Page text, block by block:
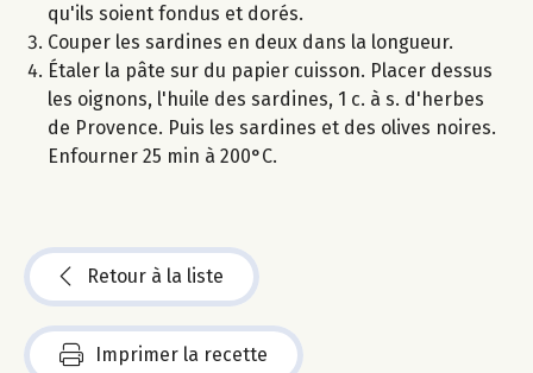
qu'ils soient fondus et dorés.
Couper les sardines en deux dans la longueur.
Étaler la pâte sur du papier cuisson. Placer dessus
les oignons, l'huile des sardines, 1 c. à s. d'herbes
de Provence. Puis les sardines et des olives noires.
Enfourner 25 min à 200°C.
Retour à la liste
Imprimer la recette